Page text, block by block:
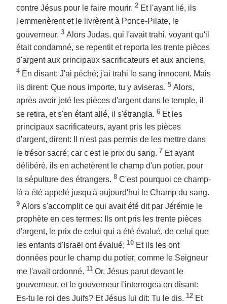
contre Jésus pour le faire mourir. 2 Et l'ayant lié, ils
l'emmenèrent et le livrèrent à Ponce-Pilate, le
gouverneur. 3 Alors Judas, qui l'avait trahi, voyant qu'il
était condamné, se repentit et reporta les trente pièces
d'argent aux principaux sacrificateurs et aux anciens,
4 En disant: J'ai péché; j'ai trahi le sang innocent. Mais
ils dirent: Que nous importe, tu y aviseras. 5 Alors,
après avoir jeté les pièces d'argent dans le temple, il
se retira, et s'en étant allé, il s'étrangla. 6 Et les
principaux sacrificateurs, ayant pris les pièces
d'argent, dirent: Il n'est pas permis de les mettre dans
le trésor sacré; car c'est le prix du sang. 7 Et ayant
délibéré, ils en achetèrent le champ d'un potier, pour
la sépulture des étrangers. 8 C'est pourquoi ce champ-
là a été appelé jusqu'à aujourd'hui le Champ du sang.
9 Alors s'accomplit ce qui avait été dit par Jérémie le
prophète en ces termes: Ils ont pris les trente pièces
d'argent, le prix de celui qui a été évalué, de celui que
les enfants d'Israël ont évalué; 10 Et ils les ont
données pour le champ du potier, comme le Seigneur
me l'avait ordonné. 11 Or, Jésus parut devant le
gouverneur, et le gouverneur l'interrogea en disant:
Es-tu le roi des Juifs? Et Jésus lui dit: Tu le dis. 12 Et